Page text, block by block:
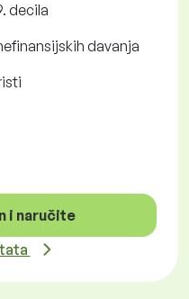
decila
davanja
i naručite